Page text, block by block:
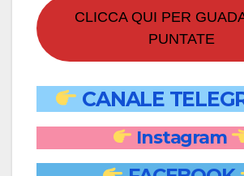
CLICCA QUI PER
PUNTATE
CANALE
Instagram